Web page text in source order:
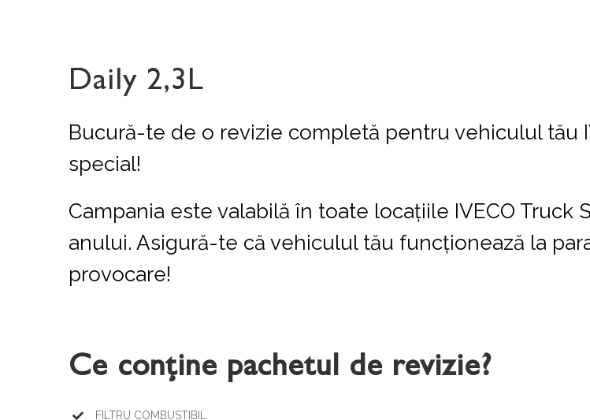
Daily 2,3L
Bucură-te de o revizie completă pentru vehiculul tău
special!
Campania este valabilă în toate locațiile IVECO Truck
anului. Asigură-te că vehiculul tău funcționează la
provocare!
Ce conține pachetul de revizie?
FILTRU COMBUSTIBIL